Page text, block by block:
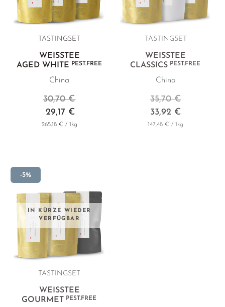
TASTINGSET
WEISSTEE
AGED WHITE PEST.FREE
China
29,17 €
30,70 €
265,18 € / 1kg
TASTINGSET
WEISSTEE
CLASSICSPEST.FREE
China
33,92 €
35,70 €
147,48 € / 1kg
-5%
IN KÜRZE WIEDER
VERFÜGBAR
TASTINGSET
WEISSTEE
GOURMETPEST.FREE